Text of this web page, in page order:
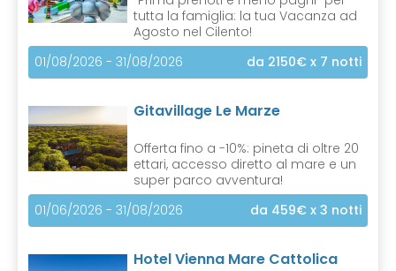
tutta la famiglia: la tua Vacanza ad
Agosto nel Cilento!
01/08/2026 - 31/08/2026
da 2150€ x 7 notti
Gitavillage Le Marze
Offerta fino a -10%: pineta di oltre 20
ettari, accesso diretto al mare e un
super parco avventura!
01/06/2026 - 31/08/2026
da 459€ x 3 notti
Hotel Vienna Mare Cattolica